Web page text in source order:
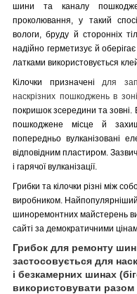
шини та каналу
проколювання, у такий
вологи, бруду й сторонніх
надійно герметизує й
латками використовується
Кілочки призначені для
наскрізних пошкоджень в
покришок зсередини та зовні.
пошкоджене місце й
попередньо вулканізовані
відповідним пластиром.
і гарячої вулканізації.
Грибки та кілочки різні між
виробником.
шиноремонтних майстерень
сайті за демократичними
Грибок для ремонту
застосовується для
і безкамерних шинах
використовувати разом